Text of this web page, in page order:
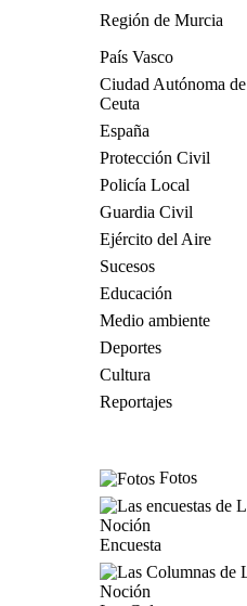
Región de Murcia
País Vasco
Ciudad Autónoma de
Ceuta
España
Protección Civil
Policía Local
Guardia Civil
Ejército del Aire
Sucesos
Educación
Medio ambiente
Deportes
Cultura
Reportajes
Fotos
Encuesta